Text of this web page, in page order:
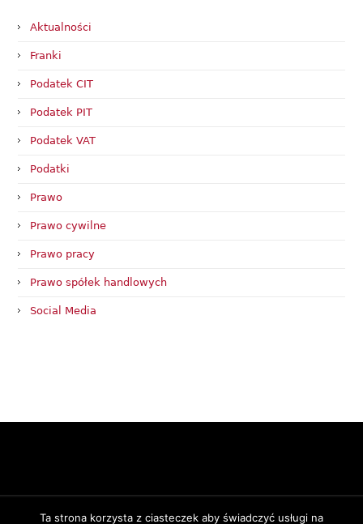
Aktualności
Franki
Podatek CIT
Podatek PIT
Podatek VAT
Podatki
Prawo
Prawo cywilne
Prawo pracy
Prawo spółek handlowych
Social Media
© 2017 - 2024Kancelaria Walterowicz- radca prawny i doradca
Ta strona korzysta z ciasteczek aby świadczyć usługi na